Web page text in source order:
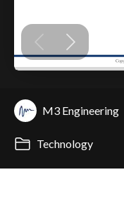
M3 Engineering
Technology